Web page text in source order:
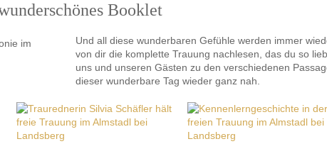
Booklet
Und all diese wunderbaren Gefühle werden immer
von dir die komplette Trauung nachlesen, das du so
uns und unseren Gästen zu den verschiedenen
dieser wunderbare Tag wieder ganz nah.